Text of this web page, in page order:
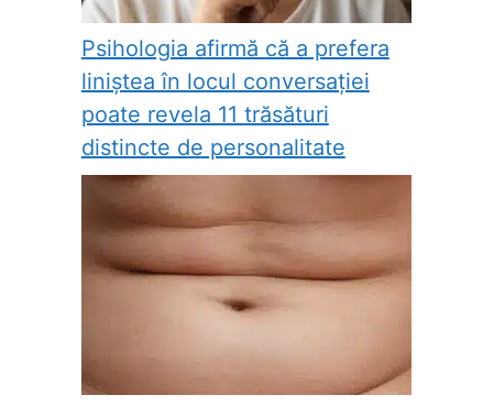
Psihologia afirmă că a prefera
liniștea în locul conversației
poate revela 11 trăsături
distincte de personalitate